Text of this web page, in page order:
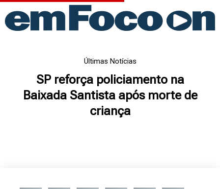
para
Últimas Notícias
SP reforça policiamento na
Baixada Santista após morte de
criança